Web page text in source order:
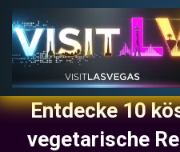
Entdecke 10
vegetarische